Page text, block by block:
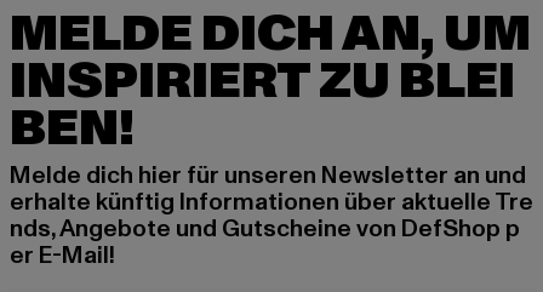
MELDE DICH AN, UM
INSPIRIERT ZU BLEI
BEN!
Melde dich hier für unseren Newsletter an und
erhalte künftig Informationen über aktuelle Tre
nds, Angebote und Gutscheine von DefShop p
er E-Mail!